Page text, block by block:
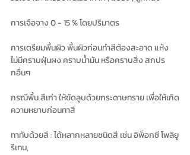
การเจือจาง 0 - 15 % โดยปริมาตร
การเตรียมพื้นผิว พื้นผิวก่อนทำสีต้องสะอาด แห้ง
ไม่มีคราบฝุ่นผง คราบนํ้ามัน หรือคราบสิ่ง สกปร
กอื่นๆ
กรณีพื้น สีเก่า ให้ขัดลูบด้วยกระดาษทราย เพื่อให้เกิด
ความหยาบก่อนทาสี
ทาทับด้วยสี : ได้หลากหลายชนิดสี เช่น อิพ็อกซี โพลิยู
รีเทน,